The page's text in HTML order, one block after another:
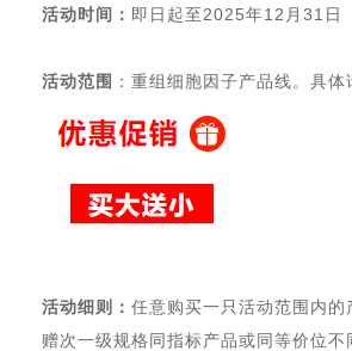
活动时间： 即日起至2025年12月31日
活动范围 ：重组细胞因子产品线。具体
活动细则： 任意购买一只活动范围内的
赠次一级规格同指标产品或同等价位不